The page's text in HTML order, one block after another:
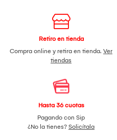
Retiro en tienda
Compra online y retira en tienda. Ver
tiendas
Hasta 36 cuotas
Pagando con Sip
¿No la tienes? Solicítala